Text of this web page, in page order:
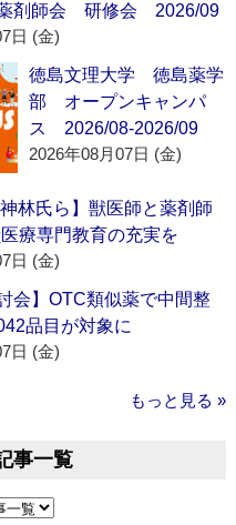
剤師会 研修会 2026/09
日 (金)
徳島文理大学 徳島薬学
部 オープンキャンパ
ス 2026/08-2026/09
2026年08月07日 (金)
神林氏ら】獣医師と薬剤師
療専門教育の充実を
日 (金)
会】OTC類似薬で中間整
品目が対象に
日 (金)
もっと見る »
事一覧